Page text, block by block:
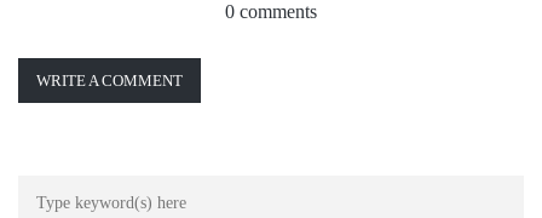
0 comments
WRITE A COMMENT